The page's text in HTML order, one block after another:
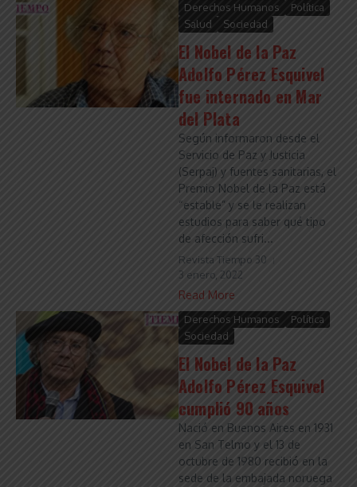
Derechos Humanos
Política
Salud
Sociedad
El Nobel de la Paz
Adolfo Pérez Esquivel
fue internado en Mar
del Plata
Según informaron desde el
Servicio de Paz y Justicia
(Serpaj) y fuentes sanitarias, el
Premio Nobel de la Paz está
“estable” y se le realizan
estudios para saber qué tipo
de afección sufri...
Revista Tiempo 30
3 enero, 2022
Read More
Derechos Humanos
Política
Sociedad
El Nobel de la Paz
Adolfo Pérez Esquivel
cumplió 90 años
Nació en Buenos Aires en 1931
en San Telmo y el 13 de
octubre de 1980 recibió en la
sede de la embajada noruega